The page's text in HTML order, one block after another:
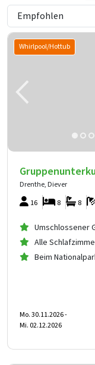
Whirlpool/Hottub
Drenthe, Diever
16 8
8
Umschlossener
Alle
Beim
Mo. 30.11.2026 -
Mi. 02.12.2026